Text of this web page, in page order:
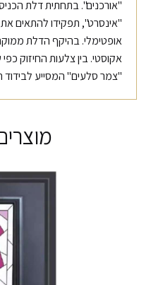
"אורכנים". בתחתית דלת
"אינסרט", תפקידו להתאים
אופטימלי. בהיקף הדלת
אקוסטי. בין צלעות החיזוק כפי
"צמר סלעים" המסייע לבידוד